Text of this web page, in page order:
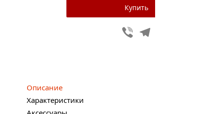
Viber
Описание
Характеристики